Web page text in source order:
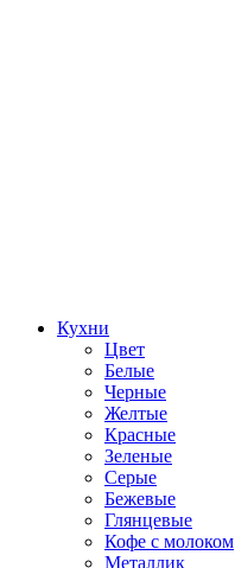
Кухни
Цвет
Белые
Черные
Желтые
Красные
Зеленые
Серые
Бежевые
Глянцевые
Кофе с молоком
Металлик